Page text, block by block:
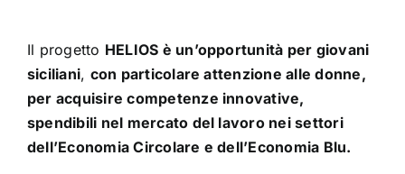
Il progetto HELIOS è un’opportunità per giovani
siciliani, con particolare attenzione alle donne,
per acquisire competenze innovative,
spendibili nel mercato del lavoro nei settori
dell’Economia Circolare e dell’Economia Blu.